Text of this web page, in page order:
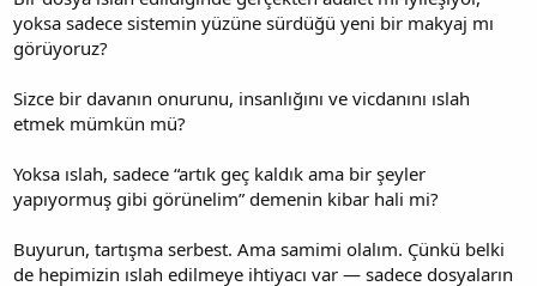
yoksa sadece sistemin yüzüne sürdüğü yeni bir makyaj mı
görüyoruz?
Sizce bir davanın onurunu, insanlığını ve vicdanını ıslah
etmek mümkün mü?
Yoksa ıslah, sadece “artık geç kaldık ama bir şeyler
yapıyormuş gibi görünelim” demenin kibar hali mi?
Buyurun, tartışma serbest. Ama samimi olalım. Çünkü belki
de hepimizin ıslah edilmeye ihtiyacı var — sadece dosyaların